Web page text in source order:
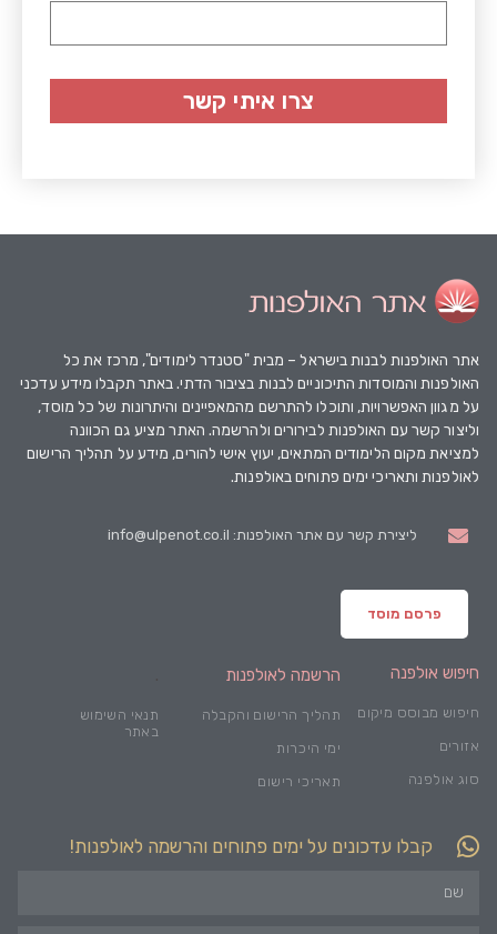
צרו איתי קשר
אתר האולפנות לבנות בישראל – מבית "סטנדר לימודים", מרכז את כל
האולפנות והמוסדות התיכוניים לבנות בציבור הדתי. באתר תקבלו מידע עדכני
על מגוון האפשרויות, ותוכלו להתרשם מהמאפיינים והיתרונות של כל מוסד,
וליצור קשר עם האולפנות לבירורים ולהרשמה. האתר מציע גם הכוונה
למציאת מקום הלימודים המתאים, יעוץ אישי להורים, מידע על תהליך הרישום
לאולפנות ותאריכי ימים פתוחים באולפנות.
ליצירת קשר עם אתר האולפנות: info@ulpenot.co.il
פרסם מוסד
חיפוש אולפנה
חיפוש מבוסס מיקום
אזורים
סוג אולפנה
הרשמה לאולפנות
תהליך הרישום והקבלה
ימי היכרות
תאריכי רישום
.
תנאי השימוש
באתר
קבלו עדכונים על ימים פתוחים והרשמה לאולפנות!